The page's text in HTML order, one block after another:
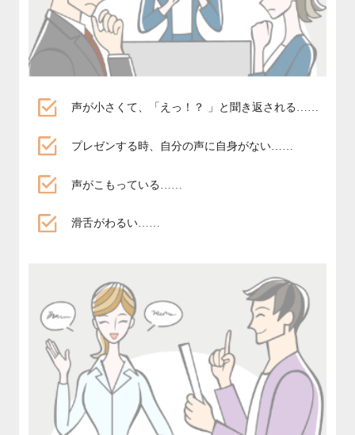
声が小さくて、「えっ！？ 」と聞き返される……
プレゼンする時、自分の声に自身がない……
声がこもっている……
滑舌がわるい……